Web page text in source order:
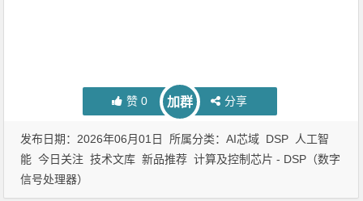
赞 0 加群 分享
发布日期：2026年06月01日 所属分类：AI芯域 DSP 人工智
能 今日关注 技术文库 新品推荐 计算及控制芯片 - DSP（数字
信号处理器）